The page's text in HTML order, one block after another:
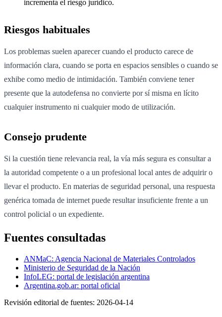
incrementa el riesgo jurídico.
Riesgos habituales
Los problemas suelen aparecer cuando el producto carece de
información clara, cuando se porta en espacios sensibles o cuando se
exhibe como medio de intimidación. También conviene tener
presente que la autodefensa no convierte por sí misma en lícito
cualquier instrumento ni cualquier modo de utilización.
Consejo prudente
Si la cuestión tiene relevancia real, la vía más segura es consultar a
la autoridad competente o a un profesional local antes de adquirir o
llevar el producto. En materias de seguridad personal, una respuesta
genérica tomada de internet puede resultar insuficiente frente a un
control policial o un expediente.
Fuentes consultadas
ANMaC: Agencia Nacional de Materiales Controlados
Ministerio de Seguridad de la Nación
InfoLEG: portal de legislación argentina
Argentina.gob.ar: portal oficial
Revisión editorial de fuentes: 2026-04-14